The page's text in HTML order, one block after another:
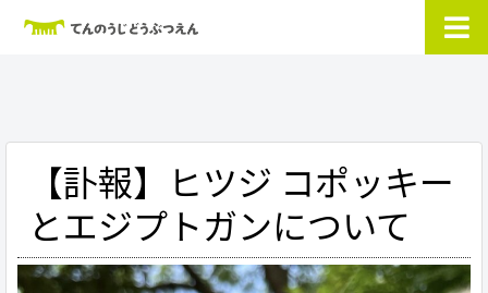
【訃報】ヒツジ コポッキー
とエジプトガンについて